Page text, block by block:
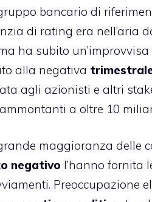
bancario di
di rating era nell’aria
ha subito
alla negativa
agli azionisti e altri
a oltre 10
maggioranza delle
negativo l’hanno fornita
Preoccupazione